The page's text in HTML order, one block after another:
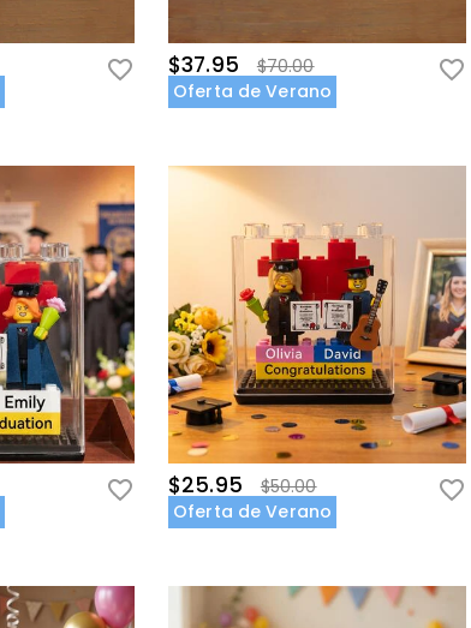
$37.95
$70.00
Oferta de Verano
$25.95
$50.00
Oferta de Verano